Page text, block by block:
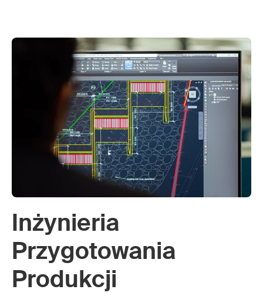
Inżynieria
Przygotowania
Produkcji